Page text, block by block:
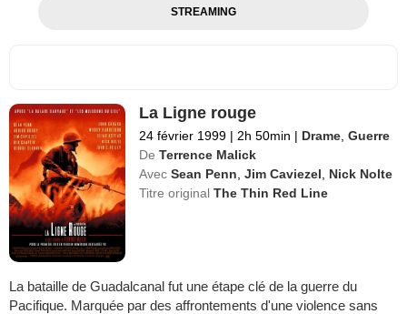
STREAMING
La Ligne rouge
24 février 1999 | 2h 50min | Drame ,Guerre
De Terrence Malick
Avec Sean Penn ,Jim Caviezel
Nick Nolte
Titre originalThe Thin Red Line
La bataille de Guadalcanal fut une étape clé de la guerre du
Pacifique. Marquée par des affrontements d'une violence sans